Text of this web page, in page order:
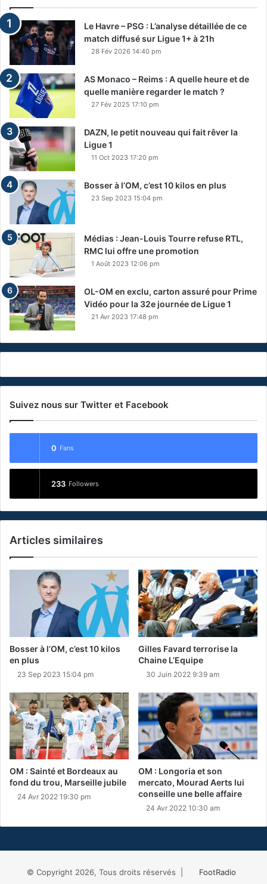
Le Havre – PSG : L’analyse détaillée de ce
match diffusé sur Ligue 1+ à 21h
28 Fév 2026 14:40 pm
AS Monaco – Reims : A quelle heure et de
quelle manière regarder le match ?
27 Fév 2025 17:10 pm
DAZN, le petit nouveau qui fait rêver la
Ligue 1
11 Oct 2023 17:20 pm
Bosser à l’OM, c’est 10 kilos en plus
23 Sep 2023 15:04 pm
Médias : Jean-Louis Tourre refuse RTL,
RMC lui offre une promotion
1 Août 2023 12:06 pm
OL-OM en exclu, carton assuré pour Prime
Vidéo pour la 32e journée de Ligue 1
21 Avr 2023 17:48 pm
Suivez nous sur Twitter et Facebook
0 Fans
233 Followers
Articles similaires
Bosser à l’OM, c’est 10 kilos
en plus
23 Sep 2023 15:04 pm
Gilles Favard terrorise la
Chaine L’Equipe
30 Juin 2022 9:39 am
OM : Sainté et Bordeaux au
fond du trou, Marseille jubile
24 Avr 2022 19:30 pm
OM : Longoria et son
mercato, Mourad Aerts lui
conseille une belle affaire
24 Avr 2022 10:30 am
© Copyright 2026, Tous droits réservés | FootRadio